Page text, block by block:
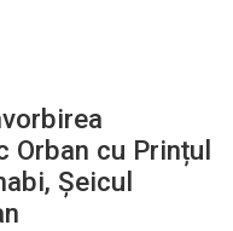
cu Prințul
Șeicul